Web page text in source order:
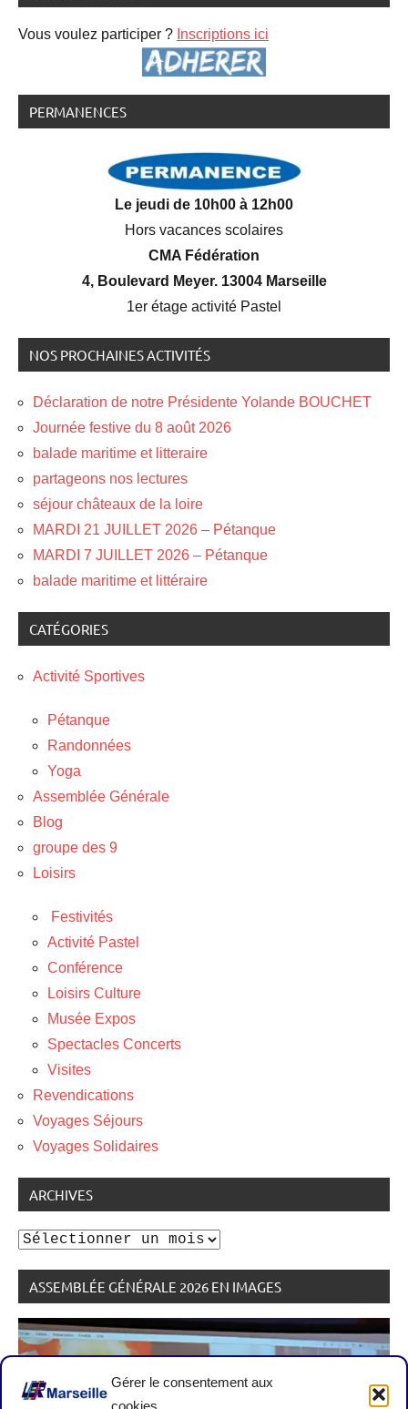
Gérer le consentement aux
cookies
Vous voulez participer ? Inscriptions ici
PERMANENCES
Le jeudi de 10h00 à 12h00
Hors vacances scolaires
CMA Fédération
4, Boulevard Meyer. 13004 Marseille
1er étage activité Pastel
NOS PROCHAINES ACTIVITÉS
Déclaration de notre Présidente Yolande BOUCHET
Journée festive du 8 août 2026
balade maritime et litteraire
partageons nos lectures
séjour châteaux de la loire
MARDI 21 JUILLET 2026 – Pétanque
MARDI 7 JUILLET 2026 – Pétanque
balade maritime et littéraire
CATÉGORIES
Activité Sportives
Pétanque
Randonnées
Yoga
Assemblée Générale
Blog
groupe des 9
Loisirs
Festivités
Activité Pastel
Conférence
Loisirs Culture
Musée Expos
Spectacles Concerts
Visites
Revendications
Voyages Séjours
Voyages Solidaires
ARCHIVES
Archives
ASSEMBLÉE GÉNÉRALE 2026 EN IMAGES